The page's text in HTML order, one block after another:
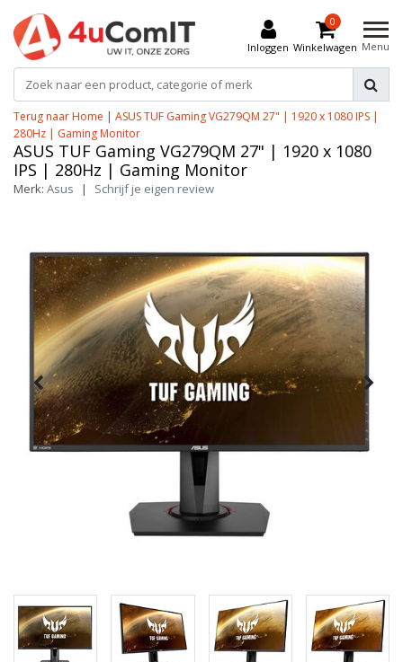
Inloggen
0
Winkelwagen Menu
Terug naar Home | ASUS TUF Gaming VG279QM 27" | 1920 x 1080 IPS |
280Hz | Gaming Monitor
ASUS TUF Gaming VG279QM 27" | 1920 x 1080
IPS | 280Hz | Gaming Monitor
Merk: Asus | Schrijf je eigen review